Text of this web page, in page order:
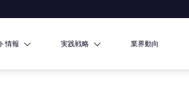
情報 実践戦略 業界動向